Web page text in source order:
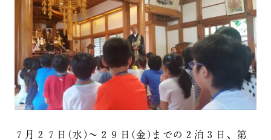
７月２７日(水)〜２９日(金)までの２泊３日、第